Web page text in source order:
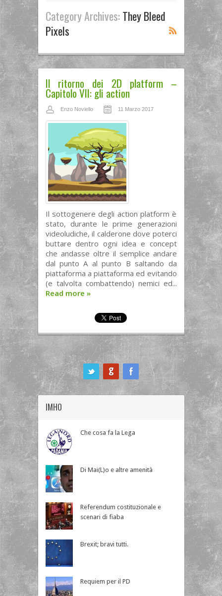
Category Archives:They Bleed
Pixels
Il ritorno dei 2D platform –
Capitolo VII: gli action
Enzo Noviello 11 Marzo 2017
Il sottogenere degli action platform è
stato, durante le prime generazioni
videoludiche, il calderone dove poterci
buttare dentro ogni idea e concept
che andasse oltre il semplice andare
dal punto A al punto B saltando da
piattaforma a piattaforma ed evitando
(e talvolta combattendo) nemici ed...
Read more »
IMHO
Che cosa fa la Lega
Di Mai(L)o e altre amenità
Referendum costituzionale e
scenari di fiaba
Brexit; bravi tutti.
Requiem per il PD